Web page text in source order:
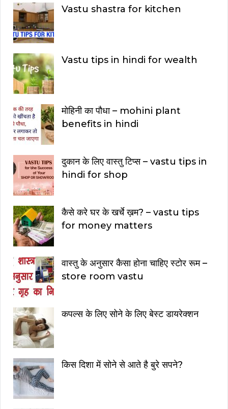
Vastu shastra for kitchen
Vastu tips in hindi for wealth
मोहिनी का पौधा – mohini plant
benefits in hindi
दुकान के लिए वास्तु टिप्स – vastu tips in
hindi for shop
कैसे करे घर के खर्चे ख़म? – vastu tips
for money matters
वास्तु के अनुसार कैसा होना चाहिए स्टोर रूम –
store room vastu
कपल्स के लिए सोने के लिए बेस्ट डायरेक्शन
किस दिशा में सोने से आते है बुरे सपने?